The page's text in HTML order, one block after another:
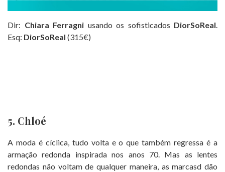
Dir: Chiara Ferragni usando os sofisticados DiorSoReal
Esq: DiorSoReal (315€)
5. Chloé
A moda é cíclica, tudo volta e o que também regressa é a
armação redonda inspirada nos anos 70. Mas as lentes
redondas não voltam de qualquer maneira, as marcasd dão